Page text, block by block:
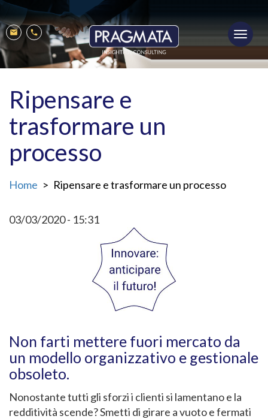
Salta
al
contenuto
principale
Mobile
menu
Mail Phone
Ripensare e
trasformare un
processo
Home Ripensare e trasformare un processo
03/03/2020 - 15:31
Non farti mettere fuori mercato da
un modello organizzativo e gestionale
obsoleto.
Nonostante tutti gli sforzi i clienti si lamentano e la
redditività scende? Smetti di girare a vuoto e fermati